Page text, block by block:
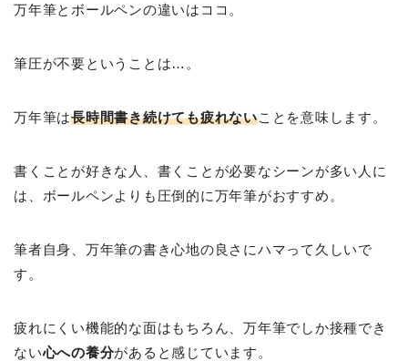
万年筆とボールペンの違いはココ。
筆圧が不要ということは…。
万年筆は長時間書き続けても疲れないことを意味します。
書くことが好きな人、書くことが必要なシーンが多い人に
は、ボールペンよりも圧倒的に万年筆がおすすめ。
筆者自身、万年筆の書き心地の良さにハマって久しいで
す。
疲れにくい機能的な面はもちろん、万年筆でしか接種でき
ない心への養分があると感じています。